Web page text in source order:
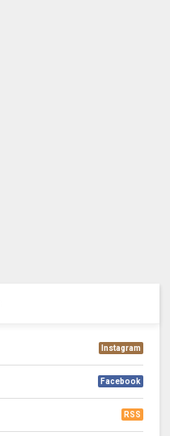
Instagram
Facebook
RSS